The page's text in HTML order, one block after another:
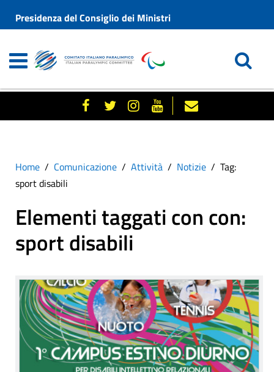
Presidenza del Consiglio dei Ministri
Home Comunicazione Attività Notizie
Tag:
sport disabili
Elementi taggati con con:
sport disabili